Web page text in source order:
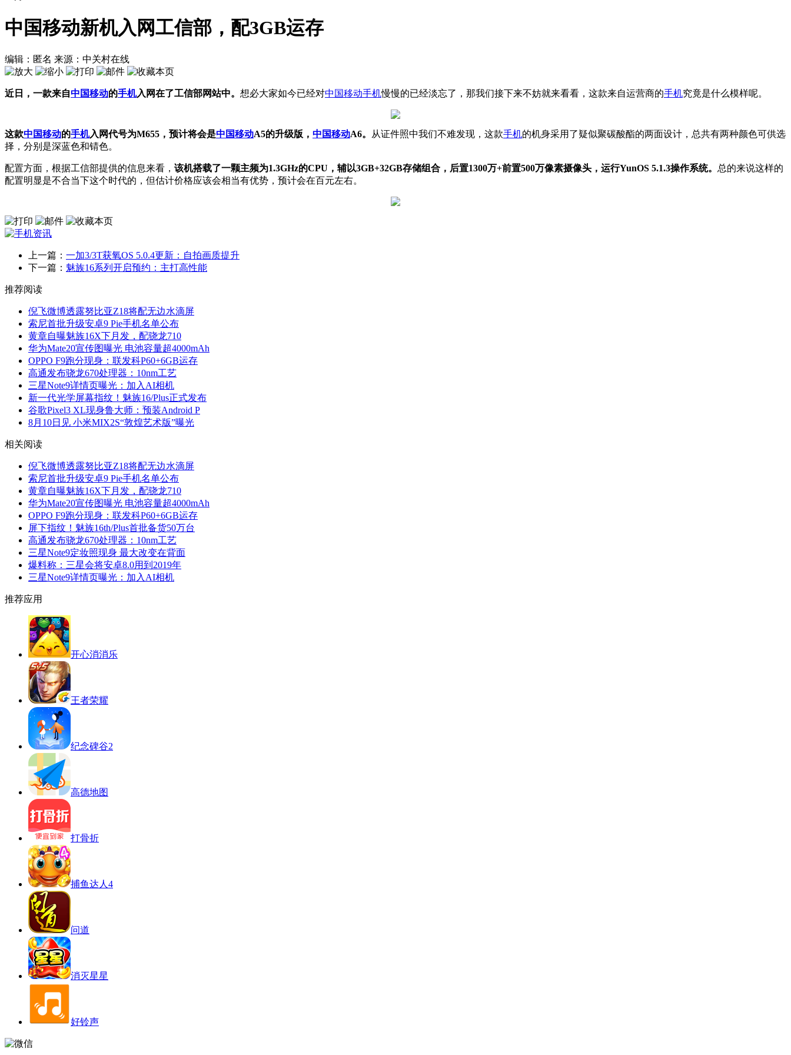
中国移动新机入网工信部，配3GB运存
编辑：匿名 来源：中关村在线
近日，一款来自中国移动的手机入网在了工信部网站中。 想必大家如今已经对中国移动手机慢慢的已经淡忘了，那我们接下来不妨就来看看，这款来自运营商的手机究竟是什么模样呢。
这款中国移动的手机入网代号为M655，预计将会是中国移动A5的升级版， 中国移动A6。 从证件照中我们不难发现，这款手机的机身采用了疑似聚碳酸酯的两面设计，总共有两种颜色可供选
择，分别是深蓝色和锖色。
配置方面，根据工信部提供的信息来看， 该机搭载了一颗主频为1.3GHz的CPU，辅以3GB+32GB存储组合，后置1300万+前置500万像素摄像头，运行YunOS 5.1.3操作系统。 总的来说这样的
配置明显是不合当下这个时代的，但估计价格应该会相当有优势，预计会在百元左右。
上一篇： 一加3/3T获氧OS 5.0.4更新：自拍画质提升
下一篇： 魅族16系列开启预约：主打高性能
推荐阅读
倪飞微博透露努比亚Z18将配无边水滴屏
索尼首批升级安卓9 Pie手机名单公布
黄章自曝魅族16X下月发，配骁龙710
华为Mate20宣传图曝光 电池容量超4000mAh
OPPO F9跑分现身：联发科P60+6GB运存
高通发布骁龙670处理器：10nm工艺
三星Note9详情页曝光：加入AI相机
新一代光学屏幕指纹！魅族16/Plus正式发布
谷歌Pixel3 XL现身鲁大师：预装Android P
8月10日见 小米MIX2S“敦煌艺术版”曝光
相关阅读
倪飞微博透露努比亚Z18将配无边水滴屏
索尼首批升级安卓9 Pie手机名单公布
黄章自曝魅族16X下月发，配骁龙710
华为Mate20宣传图曝光 电池容量超4000mAh
OPPO F9跑分现身：联发科P60+6GB运存
屏下指纹！魅族16th/Plus首批备货50万台
高通发布骁龙670处理器：10nm工艺
三星Note9定妆照现身 最大改变在背面
爆料称：三星会将安卓8.0用到2019年
三星Note9详情页曝光：加入AI相机
推荐应用
开心消消乐
王者荣耀
纪念碑谷2
高德地图
打骨折
捕鱼达人4
问道
消灭星星
好铃声